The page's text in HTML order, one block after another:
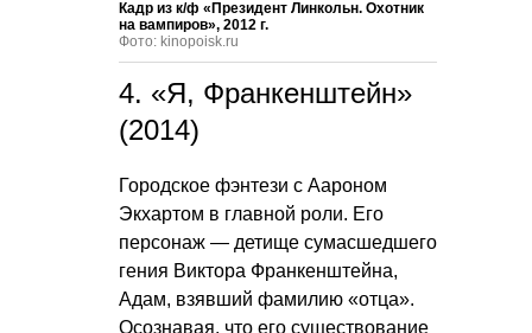
Кадр из к/ф «Президент Линкольн. Охотник
на вампиров», 2012 г.
Фото: kinopoisk.ru
4. «Я, Франкенштейн»
(2014)
Городское фэнтези с Аароном
Экхартом в главной роли. Его
персонаж — детище сумасшедшего
гения Виктора Франкенштейна,
Адам, взявший фамилию «отца».
Осознавая, что его существование